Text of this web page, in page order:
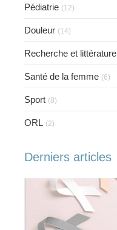
Pédiatrie (12)
Douleur (14)
Recherche et littérature
Santé de la femme (6)
Sport (8)
ORL (2)
Derniers articles